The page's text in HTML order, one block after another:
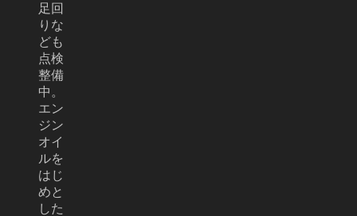
足回
りな
ども
点検
整備
中。
エン
ジン
オイ
ルを
はじ
めと
した